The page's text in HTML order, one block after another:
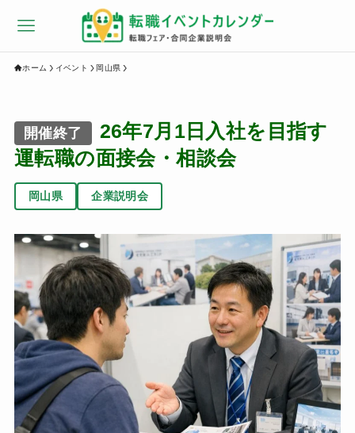
ホーム イベント 岡山県
開催終了
26年7月1日入社を目指す
運転職の面接会・相談会
岡山県 企業説明会